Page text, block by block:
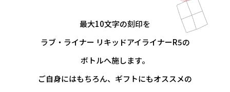
最大10文字の刻印を
ラブ・ライナー リキッドアイライナーR5の
ボトルへ施します。
ご自身にはもちろん、ギフトにもオススメの